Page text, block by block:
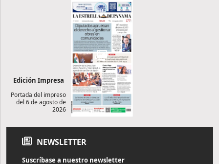
Edición Impresa
Portada del impreso
del 6 de agosto de
2026
NEWSLETTER
Suscríbase a nuestro newsletter